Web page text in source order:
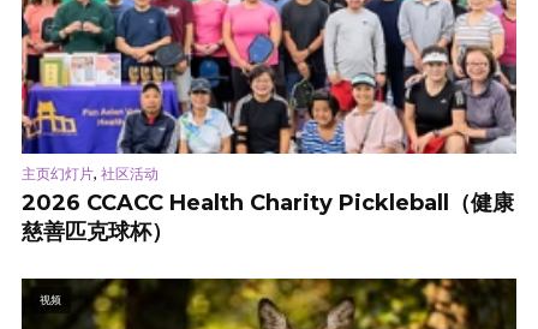
主页幻灯片, 社区活动
2026 CCACC Health Charity Pickleball（健康
慈善匹克球杯）
视频